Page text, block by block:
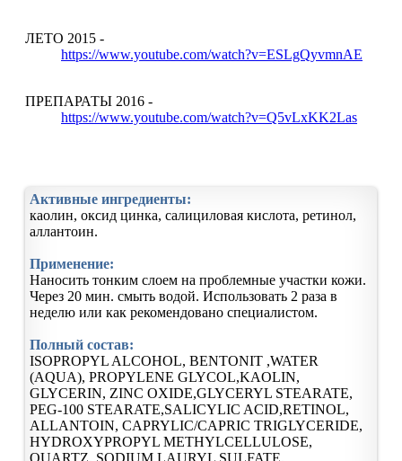
ЛЕТО 2015 -
https://www.youtube.com/watch?v=ESLgQyvmnAE
ПРЕПАРАТЫ 2016 -
https://www.youtube.com/watch?v=Q5vLxKK2Las
Активные ингредиенты:
каолин, оксид цинка, салициловая кислота, ретинол,
аллантоин.
Применение:
Наносить тонким слоем на проблемные участки кожи.
Через 20 мин. смыть водой. Использовать 2 раза в
неделю или как рекомендовано специалистом.
Полный состав:
ISOPROPYL ALCOHOL, BENTONIT ,WATER
(AQUA), PROPYLENE GLYCOL,KAOLIN,
GLYCERIN, ZINC OXIDE,GLYCERYL STEARATE,
PEG-100 STEARATE,SALICYLIC ACID,RETINOL,
ALLANTOIN, CAPRYLIC/CAPRIC TRIGLYCERIDE,
HYDROXYPROPYL METHYLCELLULOSE,
QUARTZ, SODIUM LAURYL SULFATE,